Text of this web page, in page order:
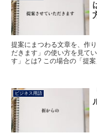
提案にまつわる文章を、作
だきます」の使い方を見て
す」とは? この場合の「提
ビジネス用語